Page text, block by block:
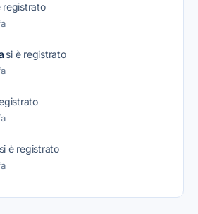
registrato
si è registrato
si è registrato